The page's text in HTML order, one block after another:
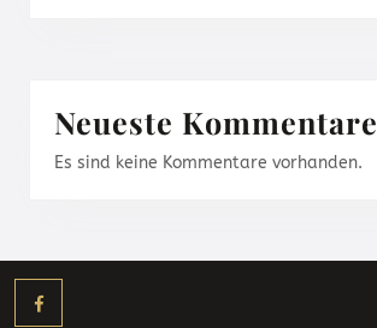
Neueste Kommentare
Es sind keine Kommentare vorhanden.